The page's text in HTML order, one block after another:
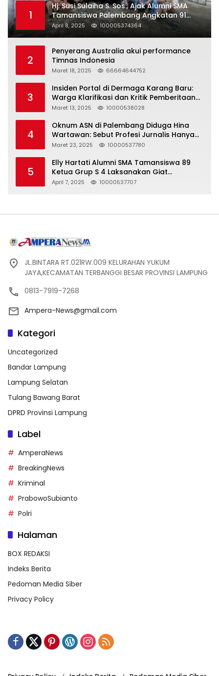
1
Hj. Susi Sulaiha S. Sos., Ajak Alumni SMA
Tamansiswa Palembang Angkatan 91
Halal Bihalal
April 8, 2025 100005374364
2
Penyerang Australia akui performance
Timnas Indonesia
Maret 18, 2025 66664644752
3
Insiden Portal di Dermaga Karang Baru:
Warga Klarifikasi dan Kritik Pemberitaan
yang Tidak Akurat
Maret 13, 2025 10000538028
4
Oknum ASN di Palembang Diduga Hina
Wartawan: Sebut Profesi Jurnalis Hanya
Seharga 2 Liter Bensin, Berujung Dugaan
Maret 23, 2025 10000537780
5
Elly Hartati Alumni SMA Tamansiswa 89
Ketua Grup S 4 Laksanakan Giat
Silaturahmi
April 7, 2025 10000537707
JL.BINTARA RT.021RW.009 KELURAHAN YUKUM
JAYA,KECAMATAN TERBANGGI BESAR PROVINSI LAMPUNG
0813-7919-7268
Ampera-News@gmail.com
Kategori
Uncategorized
Bandar Lampung
Lampung Selatan
Tulang Bawang Barat
DPRD Provinsi Lampung
Label
AmperaNews
BreakingNews
Kriminal
PrabowoSubianto
Polri
Halaman
BOX REDAKSI
Indeks Berita
Pedoman Media Siber
Privacy Policy